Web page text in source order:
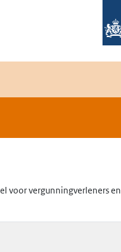
voor vergunningverleners